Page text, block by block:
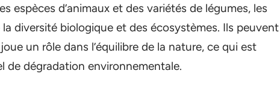
espèces d’animaux et des variétés de légumes, les
diversité biologique et des écosystèmes. Ils peuvent
un rôle dans l’équilibre de la nature, ce qui est
dégradation environnementale.